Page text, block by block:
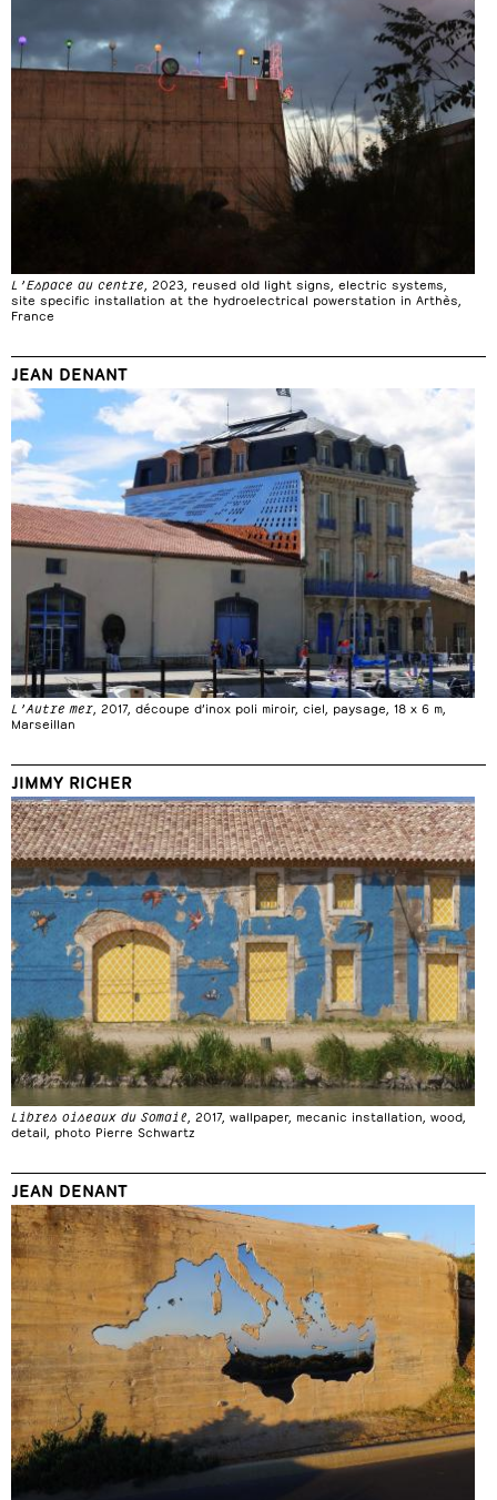
L’Espace au centre, 2023, reused old light signs, electric systems,
site specific installation at the hydroelectrical powerstation in Arthès,
France
JEAN DENANT
L’Autre mer, 2017, découpe d’inox poli miroir, ciel, paysage, 18 x 6 m,
Marseillan
JIMMY RICHER
Libres oiseaux du Somail , 2017, wallpaper, mecanic installation, wood,
detail, photo Pierre Schwartz
JEAN DENANT